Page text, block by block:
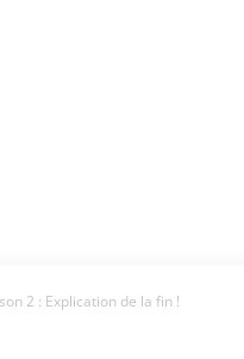
2 : Explication de la fin !